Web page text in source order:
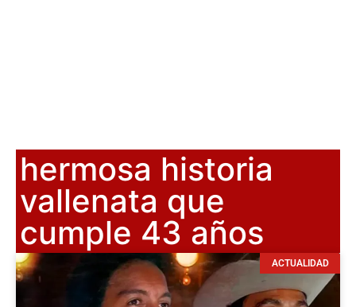
hermosa historia
vallenata que
cumple 43 años
ACTUALIDAD